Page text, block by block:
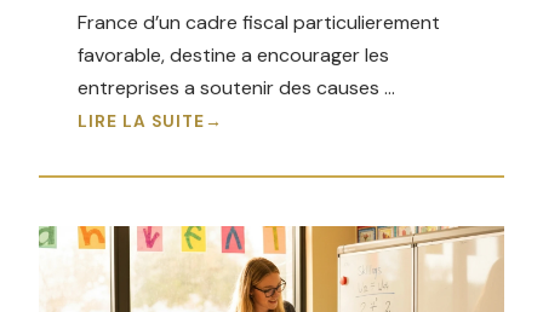
France d’un cadre fiscal particulierement
favorable, destine a encourager les
entreprises a soutenir des causes …
LIRE LA SUITE